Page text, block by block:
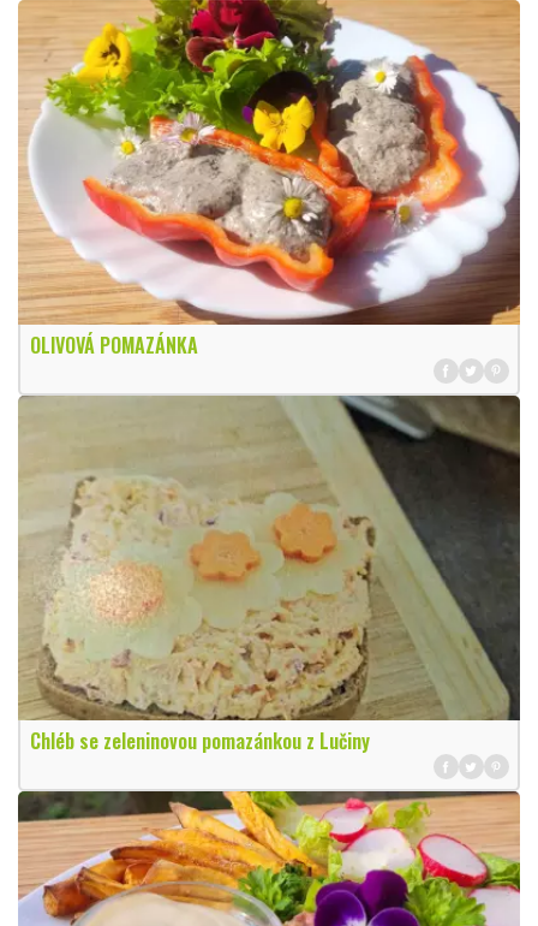
OLIVOVÁ POMAZÁNKA
Chléb se zeleninovou pomazánkou z Lučiny